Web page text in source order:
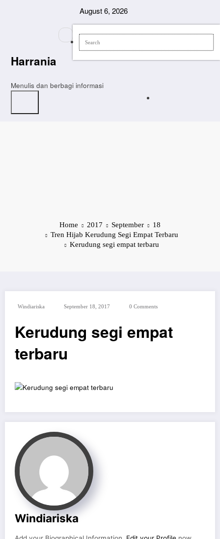
August 6, 2026
Harrania
Menulis dan berbagi informasi
Home 2017 September
18
Tren Hijab Kerudung Segi Empat Terbaru
Kerudung segi empat terbaru
Windiariska September 18, 2017 0 Comments
Kerudung segi empat
terbaru
Windiariska